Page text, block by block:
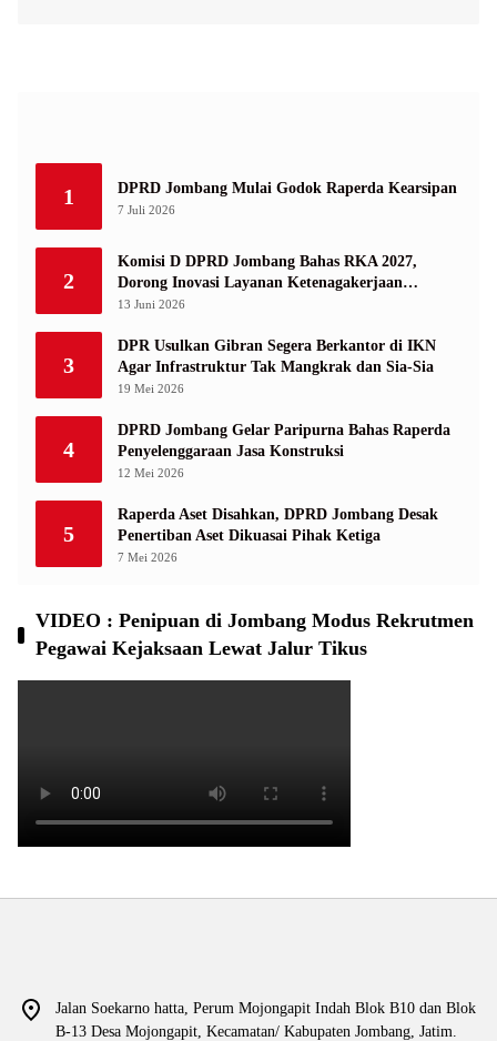
1 DPRD Jombang Mulai Godok Raperda Kearsipan
7 Juli 2026
2
Komisi D DPRD Jombang Bahas RKA 2027,
Dorong Inovasi Layanan Ketenagakerjaan
Berbasis Desa
13 Juni 2026
3
DPR Usulkan Gibran Segera Berkantor di IKN
Agar Infrastruktur Tak Mangkrak dan Sia-Sia
19 Mei 2026
4
DPRD Jombang Gelar Paripurna Bahas Raperda
Penyelenggaraan Jasa Konstruksi
12 Mei 2026
5
Raperda Aset Disahkan, DPRD Jombang Desak
Penertiban Aset Dikuasai Pihak Ketiga
7 Mei 2026
VIDEO : Penipuan di Jombang Modus Rekrutmen
Pegawai Kejaksaan Lewat Jalur Tikus
Jalan Soekarno hatta, Perum Mojongapit Indah Blok B10 dan Blok
B-13 Desa Mojongapit, Kecamatan/ Kabupaten Jombang, Jatim.